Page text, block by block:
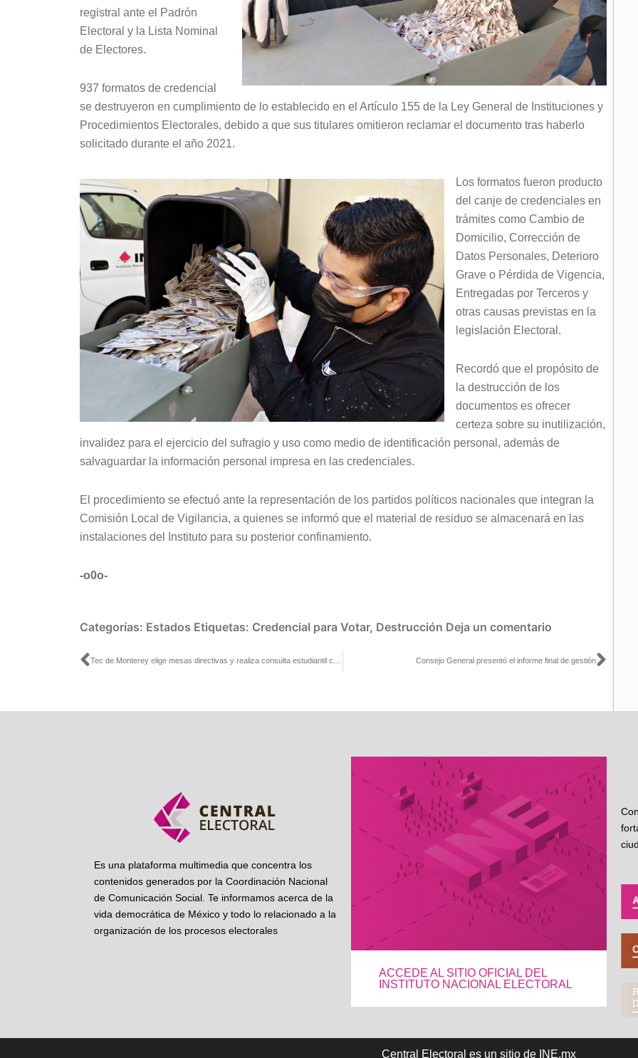
registral ante el Padrón
Electoral y la Lista Nominal
de Electores.
937 formatos de credencial
se destruyeron en cumplimiento de lo establecido en el Artículo 155 de la Ley General de Instituciones y
Procedimientos Electorales, debido a que sus titulares omitieron reclamar el documento tras haberlo
solicitado durante el año 2021.
Los formatos fueron producto
del canje de credenciales en
trámites como Cambio de
Domicilio, Corrección de
Datos Personales, Deterioro
Grave o Pérdida de Vigencia,
Entregadas por Terceros y
otras causas previstas en la
legislación Electoral.
Recordó que el propósito de
la destrucción de los
documentos es ofrecer
certeza sobre su inutilización,
invalidez para el ejercicio del sufragio y uso como medio de identificación personal, además de
salvaguardar la información personal impresa en las credenciales.
El procedimiento se efectuó ante la representación de los partidos políticos nacionales que integran la
Comisión Local de Vigilancia, a quienes se informó que el material de residuo se almacenará en las
instalaciones del Instituto para su posterior confinamiento.
-o0o-
Categorías: Estados Etiquetas: Credencial para Votar, Destrucción Deja un comentario
Ant Consejo General presentó el informe final de gestión
Es una plataforma multimedia que concentra los
contenidos generados por la Coordinación Nacional
de Comunicación Social. Te informamos acerca de la
vida democrática de México y todo lo relacionado a la
organización de los procesos electorales
ACCEDE AL SITIO OFICIAL DEL
INSTITUTO NACIONAL ELECTORAL
Central Electoral es un sitio de INE.mx